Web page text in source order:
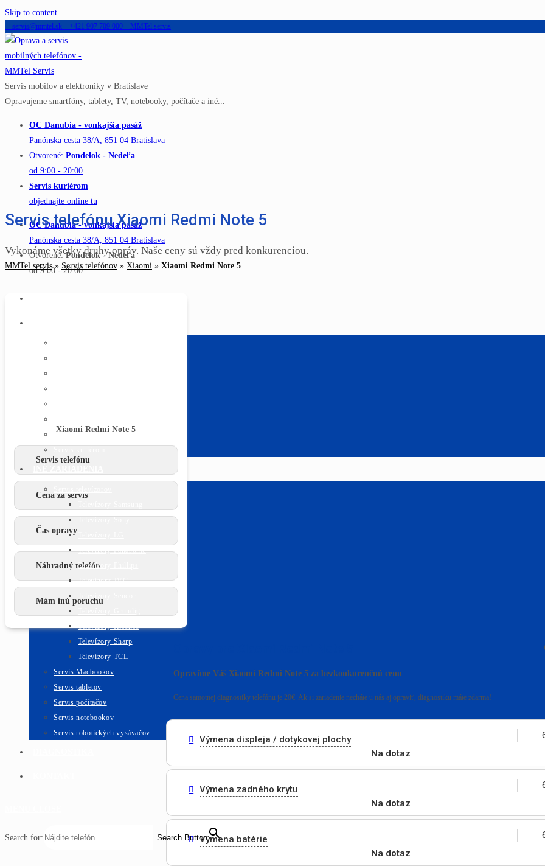
Skip to content
servis@mmtel.sk +421 907 709 000 MMTel servis
Servis mobilov a elektroniky v Bratislave
Opravujeme smartfóny, tablety, TV, notebooky, počítače a iné...
OC Danubia - vonkajšia pasáž
Panónska cesta 38/A, 851 04 Bratislava
Otvorené: Pondelok - Nedeľa
od 9:00 - 20:00
Servis kuriérom
objednajte online tu
OC Danubia - vonkajšia pasáž
Panónska cesta 38/A, 851 04 Bratislava
Otvorené:Pondelok - Nedeľa
od 9:00 - 20:00
Všetky značky
Televízory Panasonic
Televízory Phillips
Televízory JVC
Televízory Sencor
Televízory Hisense
Televízory Sharp
Televízory TCL
Servis Macbookov
Servis tabletov
Servis počítačov
Servis notebookov
Servis robotických vysávačov
Search for: Search Button
Servis telefónu Xiaomi Redmi Note 5
Vykonáme všetky druhy opráv. Naše ceny sú vždy pred konkurenciou.
MMTel servis» Servis telefónov » Xiaomi » Xiaomi Redmi Note 5
Xiaomi Redmi Note 5
Servis telefónu
Cena za servis
Čas opravy
Náhradný telefón
Mám inú poruchu
Opravíme Váš Xiaomi Redmi Note 5 za bezkonkurenčnú cenu
Cena samotnej diagnostiky telefónu je 20€. Ak si zariadenie necháte u nás aj opraviť, diagnostiku máte zdarma!
Výmena displeja / dotykovej plochy
Na dotaz
Výmena zadného krytu
Na dotaz
Výmena batérie
Na dotaz